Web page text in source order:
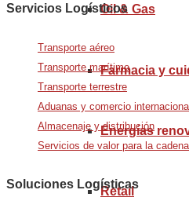
Oil & Gas
Farmacia y
Energías
Retail
Servicios Logísticos
Transporte aéreo
Transporte marítimo
Transporte terrestre
Aduanas y comercio internacional
Almacenaje y distribución
Servicios de valor para la
Soluciones Logísticas